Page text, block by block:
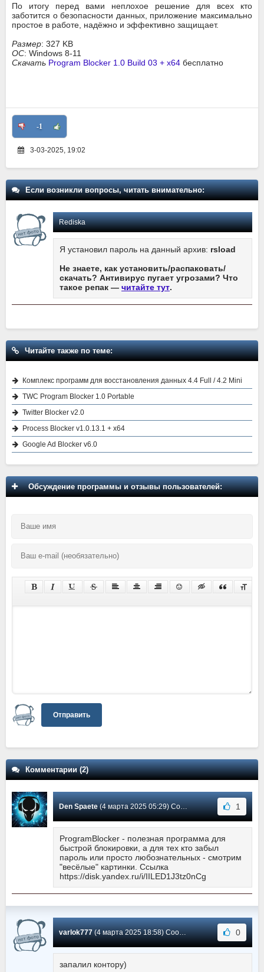
По итогу перед вами неплохое решение для всех кто
заботится о безопасности данных, приложение максимально
простое в работе, надёжно и эффективно защищает.
Размер: 327 KB
ОС: Windows 8-11
Скачать Program Blocker 1.0 Build 03 + x64 бесплатно
-1
3-03-2025, 19:02
Если возникли вопросы, читать внимательно:
Rediska
Я установил пароль на данный архив: rsload
Не знаете, как установить/распаковать/
скачать? Антивирус пугает угрозами? Что
такое репак — читайте тут.
Читайте также по теме:
Комплекс программ для восстановления данных 4.4 Full / 4.2 Mini
TWC Program Blocker 1.0 Portable
Twitter Blocker v2.0
Process Blocker v1.0.13.1 + x64
Google Ad Blocker v6.0
Обсуждение программы и отзывы пользователей:
Отправить
Комментарии (2)
Den Spaete(4 марта 2025 05:29) Сообщение #1 1
ProgramBlocker - полезная программа для
быстрой блокировки, а для тех кто забыл
пароль или просто любознательных - смотрим
"весёлые" картинки. Ссылка
https://disk.yandex.ru/i/IILED1J3tz0nCg
varlok777(4 марта 2025 18:58) Сообщение #0 0
запалил контору)